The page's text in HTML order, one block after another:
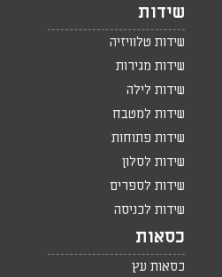
שידות
שידות טלוויזיה
שידות מגירות
שידות לילה
שידות למטבח
שידות פתוחות
שידות לסלון
שידות לספרים
שידות לכניסה
כסאות
כסאות עץ